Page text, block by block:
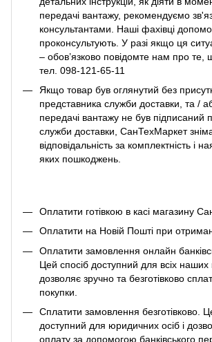
передачі вантажу, рекомендуємо
консультантами. Наші фахівці
проконсультують. У разі якщо ця
– обов’язково повідомте нам про те,
тел. 098-121-65-11
Якщо товар був оглянутий без
представника служби доставки, та /
передачі вантажу не був підписаний
служби доставки, СанТехМаркет
відповідальність за комплектність і
яких пошкоджень.
Оплатити готівкою в касі магазину
Оплатити на Новій Пошті при
Оплатити замовлення онлайн
Цей спосіб доступний для всіх наших
дозволяє зручно та безготівково
покупки.
Сплатити замовлення безготівково.
доступний для юридичних осіб і
оплату за допомогою банківського